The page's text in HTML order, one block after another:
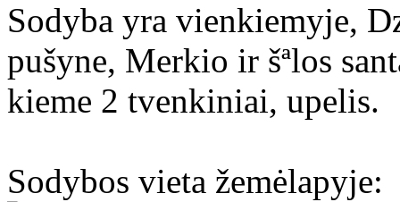
Sodyba yra vienkiemyje,
pušyne, Merkio ir šªlos
kieme 2 tvenkiniai, upelis.
Sodybos vieta žemėlapyje: